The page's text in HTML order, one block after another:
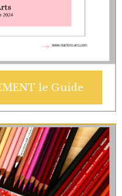
le Guide